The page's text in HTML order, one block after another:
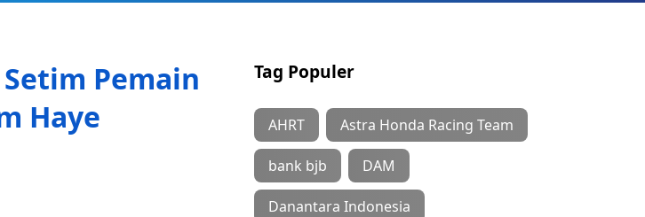
Pemain
Haye
Tag Populer
AHRT Astra Honda Racing Team
bank bjb DAM
Danantara Indonesia